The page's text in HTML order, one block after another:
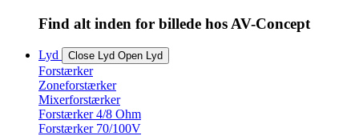
Find alt inden for billede hos AV-Concept
Lyd Close Lyd Open Lyd
Forstærker
Zoneforstærker
Mixerforstærker
Forstærker 4/8 Ohm
Forstærker 70/100V